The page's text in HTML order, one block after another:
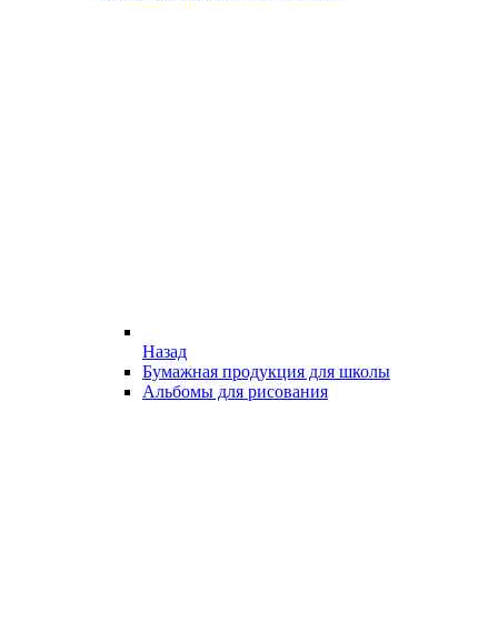
Назад
Бумажная продукция для школы
Альбомы для рисования